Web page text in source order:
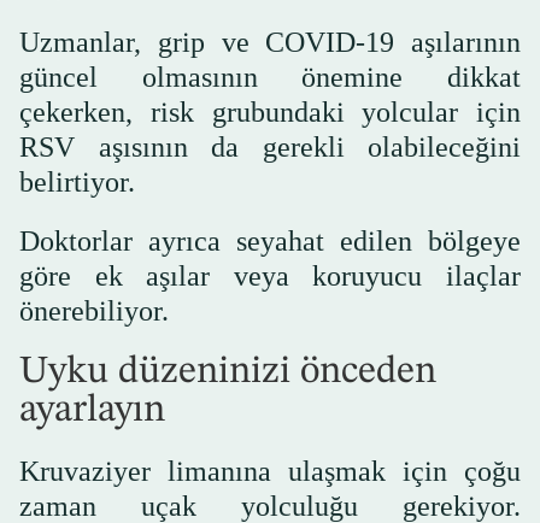
Uzmanlar, grip ve COVID-19 aşılarının
güncel olmasının önemine dikkat
çekerken, risk grubundaki yolcular için
RSV aşısının da gerekli olabileceğini
belirtiyor.
Doktorlar ayrıca seyahat edilen bölgeye
göre ek aşılar veya koruyucu ilaçlar
önerebiliyor.
Uyku düzeninizi önceden
ayarlayın
Kruvaziyer limanına ulaşmak için çoğu
zaman uçak yolculuğu gerekiyor.